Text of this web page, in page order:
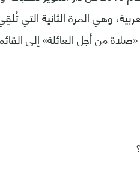
وهي المرة الثانية التي
من أجل العائلة» إلى